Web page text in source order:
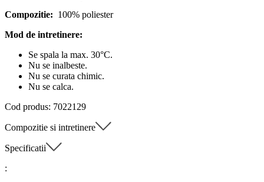
Compozitie: 100% poliester
Mod de intretinere:
Se spala la max. 30°C.
Nu se inalbeste.
Nu se curata chimic.
Nu se calca.
Cod produs: 7022129
Compozitie si intretinere
Specificatii
: